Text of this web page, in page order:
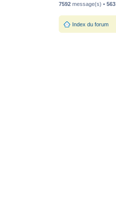
7592 message(s) • 563
Index du forum